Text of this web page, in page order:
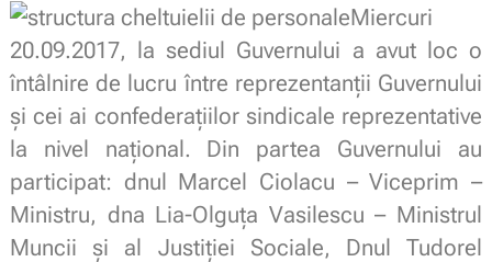
Miercuri
20.09.2017, la sediul Guvernului a avut loc o
întâlnire de lucru între reprezentanții Guvernului
și cei ai confederațiilor sindicale reprezentative
la nivel național. Din partea Guvernului au
participat: dnul Marcel Ciolacu – Viceprim –
Ministru, dna Lia-Olguța Vasilescu – Ministrul
Muncii și al Justiției Sociale, Dnul Tudorel